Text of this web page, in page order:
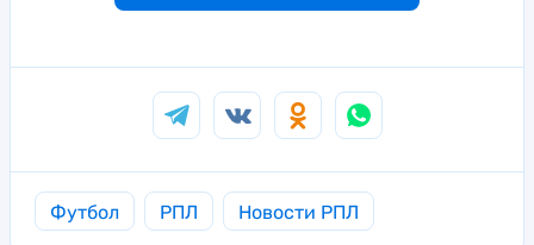
Футбол РПЛ Новости РПЛ